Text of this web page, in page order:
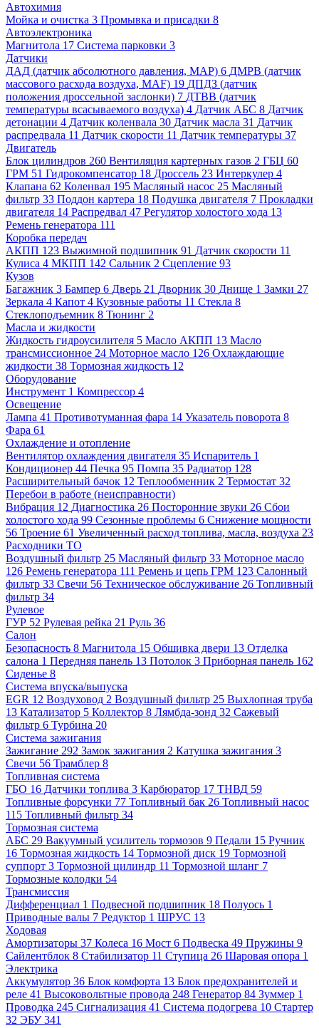
Автохимия
Мойка и очистка 3 Промывка и присадки 8
Автоэлектроника
Магнитола 17 Система парковки 3
Датчики
ДАД (датчик абсолютного давления, MAP) 6 ДМРВ (датчик
массового расхода воздуха, MAF) 19 ДПДЗ (датчик
положения дроссельной заслонки) 7 ДТВВ (датчик
температуры всасываемого воздуха) 4 Датчик АБС 8 Датчик
детонации 4 Датчик коленвала 30 Датчик масла 31 Датчик
распредвала 11 Датчик скорости 11 Датчик температуры 37
Двигатель
Блок цилиндров 260 Вентиляция картерных газов 2 ГБЦ 60
ГРМ 51 Гидрокомпенсатор 18 Дроссель 23 Интеркулер 4
Клапана 62 Коленвал 195 Масляный насос 25 Масляный
фильтр 33 Поддон картера 18 Подушка двигателя 7 Прокладки
двигателя 14 Распредвал 47 Регулятор холостого хода 13
Ремень генератора 111
Коробка передач
АКПП 123 Выжимной подшипник 91 Датчик скорости 11
Кулиса 4 МКПП 142 Сальник 2 Сцепление 93
Кузов
Багажник 3 Бампер 6 Дверь 21 Дворник 30 Днище 1 Замки 27
Зеркала 4 Капот 4 Кузовные работы 11 Стекла 8
Стеклоподъемник 8 Тюнинг 2
Масла и жидкости
Жидкость гидроусилителя 5 Масло АКПП 13 Масло
трансмиссионное 24 Моторное масло 126 Охлаждающие
жидкости 38 Тормозная жидкость 12
Оборудование
Инструмент 1 Компрессор 4
Освещение
Лампа 41 Противотуманная фара 14 Указатель поворота 8
Фара 61
Охлаждение и отопление
Вентилятор охлаждения двигателя 35 Испаритель 1
Кондиционер 44 Печка 95 Помпа 35 Радиатор 128
Расширительный бачок 12 Теплообменник 2 Термостат 32
Перебои в работе (неисправности)
Вибрация 12 Диагностика 26 Посторонние звуки 26 Сбои
холостого хода 99 Сезонные проблемы 6 Снижение мощности
56 Троение 61 Увеличенный расход топлива, масла, воздуха 23
Расходники ТО
Воздушный фильтр 25 Масляный фильтр 33 Моторное масло
126 Ремень генератора 111 Ремень и цепь ГРМ 123 Салонный
фильтр 33 Свечи 56 Техническое обслуживание 26 Топливный
фильтр 34
Рулевое
ГУР 52 Рулевая рейка 21 Руль 36
Салон
Безопасность 8 Магнитола 15 Обшивка двери 13 Отделка
салона 1 Передняя панель 13 Потолок 3 Приборная панель 162
Сиденье 8
Система впуска/выпуска
EGR 12 Воздуховод 2 Воздушный фильтр 25 Выхлопная труба
13 Катализатор 5 Коллектор 8 Лямбда-зонд 32 Сажевый
фильтр 6 Турбина 20
Система зажигания
Зажигание 292 Замок зажигания 2 Катушка зажигания 3
Свечи 56 Трамблер 8
Топливная система
ГБО 16 Датчики топлива 3 Карбюратор 17 ТНВД 59
Топливные форсунки 77 Топливный бак 26 Топливный насос
115 Топливный фильтр 34
Тормозная система
АБС 29 Вакуумный усилитель тормозов 9 Педали 15 Ручник
16 Тормозная жидкость 14 Тормозной диск 19 Тормозной
суппорт 3 Тормозной цилиндр 11 Тормозной шланг 7
Тормозные колодки 54
Трансмиссия
Дифференциал 1 Подвесной подшипник 18 Полуось 1
Приводные валы 7 Редуктор 1 ШРУС 13
Ходовая
Амортизаторы 37 Колеса 16 Мост 6 Подвеска 49 Пружины 9
Сайлентблок 8 Стабилизатор 11 Ступица 26 Шаровая опора 1
Электрика
Аккумулятор 36 Блок комфорта 13 Блок предохранителей и
реле 41 Высоковольтные провода 248 Генератор 84 Зуммер 1
Проводка 245 Сигнализация 41 Система подогрева 10 Стартер
32 ЭБУ 341